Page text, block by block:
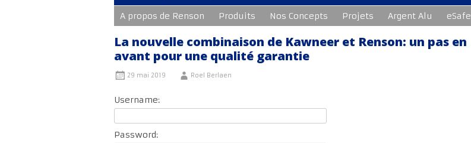
au
contenu
principal
A propos de Renson Produits Nos Concepts Projets Argent Alu eSafe
La nouvelle combinaison de Kawneer et Renson: un pas en
avant pour une qualité garantie
29 mai 2019 Roel Berlaen
Username:
Password: